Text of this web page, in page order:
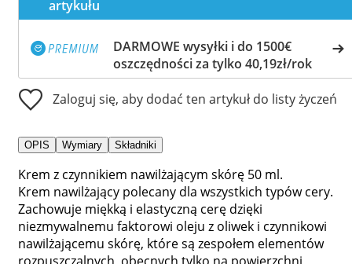
artykułu
DARMOWE wysyłki i do 1500€
oszczędności za tylko 40,19zł/rok
Zaloguj się, aby dodać ten artykuł do listy życzeń
OPIS Wymiary Składniki
Krem z czynnikiem nawilżającym skórę 50 ml.
Krem nawilżający polecany dla wszystkich typów cery.
Zachowuje miękką i elastyczną cerę dzięki
niezmywalnemu faktorowi oleju z oliwek i czynnikowi
nawilżającemu skórę, które są zespołem elementów